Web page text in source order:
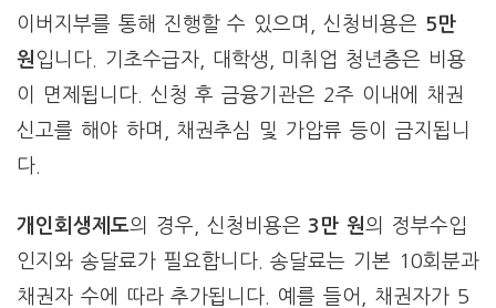
이버지부를 통해 진행할 수 있으며, 신청비용은 5만
원입니다. 기초수급자, 대학생, 미취업 청년층은 비용
이 면제됩니다. 신청 후 금융기관은 2주 이내에 채권
신고를 해야 하며, 채권추심 및 가압류 등이 금지됩니
다.
개인회생제도의 경우, 신청비용은3만 원의 정부수입
인지와 송달료가 필요합니다. 송달료는 기본 10회분과
채권자 수에 따라 추가됩니다. 예를 들어, 채권자가 5